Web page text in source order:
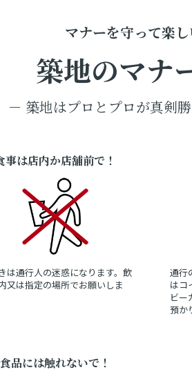
マナーを守って楽
築地のマナ
－ 築地はプロとプロが真剣
事は店内か店舗前で！
は通行人の迷惑になります。飲
又は指定の場所でお願いしま
通行
はコ
ビー
預か
食品には触れないで！